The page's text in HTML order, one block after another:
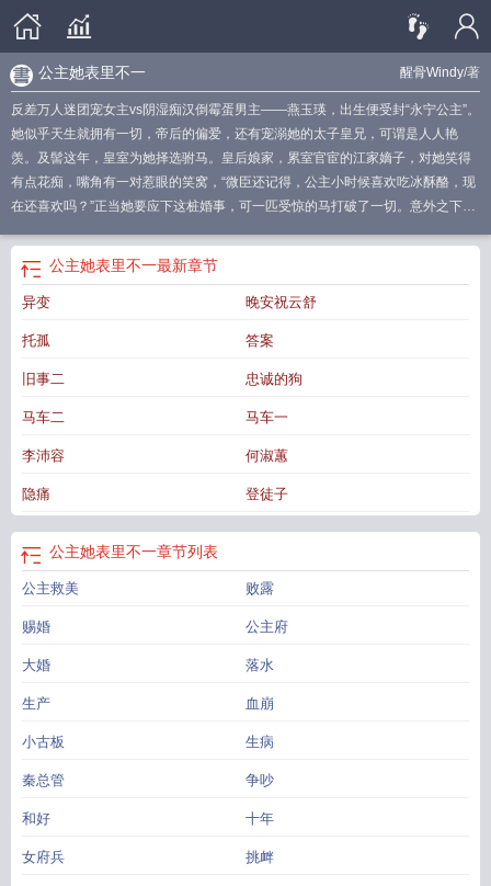
醒骨Windy/著
公主她表里不一
反差万人迷团宠女主vs阴湿痴汉倒霉蛋男主——燕玉瑛，出生便受封“永宁公主”。
她似乎天生就拥有一切，帝后的偏爱，还有宠溺她的太子皇兄，可谓是人人艳
羡。及髻这年，皇室为她择选驸马。皇后娘家，累室官宦的江家嫡子，对她笑得
有点花痴，嘴角有一对惹眼的笑窝，“微臣还记得，公主小时候喜欢吃冰酥酪，现
在还喜欢吗？”正当她要应下这桩婚事，可一匹受惊的马打破了一切。意外之下，
专权蛮横，心狠手辣，总之和他扯上关系准得倒霉。偏偏二人之事还传至圣
听……*卫昭有两个秘密。第一，他其实不是卫昭。第二是他一直都爱慕永宁公主
燕玉瑛。可待到二人成婚后，他才发现，她并非只是他印象里那个天真无邪的小
阅读提示1.朝代架空，地名私设，参考有宋朝2.sc，男主暗恋已久，女主是成长
型，微虐男，不虐女3.HE
公主她从不讲理唐比糖公主她在现在星光璀璨全文免
主她在现代星光璀璨
公主的表哥叫什么公主她的表演开始了无删
能长安免费阅读
公主她从不讲理 唐比糖公主她的表演开始了
全文阅读
公主她始乱终弃后对比公主总在翻车
主她不直全文免费阅读公主的表妹叫什么?公主她从不讲理免费公主她从不讲
理全文免费阅读
公主她表里不一最新章节
异变 晚安祝云舒
托孤 答案
旧事二 忠诚的狗
马车二 马车一
李沛容 何淑蕙
隐痛 登徒子
公主她表里不一章节列表
公主救美 败露
赐婚 公主府
大婚 落水
生产 血崩
小古板 生病
秦总管 争吵
和好 十年
女府兵 挑衅